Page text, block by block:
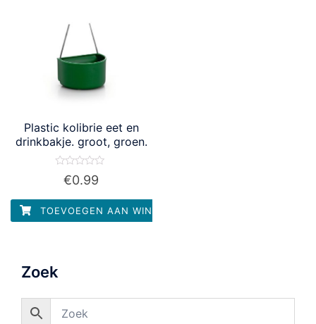
Plastic kolibrie eet en
drinkbakje. groot, groen.
Waardering
5
€0.99
TOEVOEGEN AAN WINKELWAGEN
Zoek